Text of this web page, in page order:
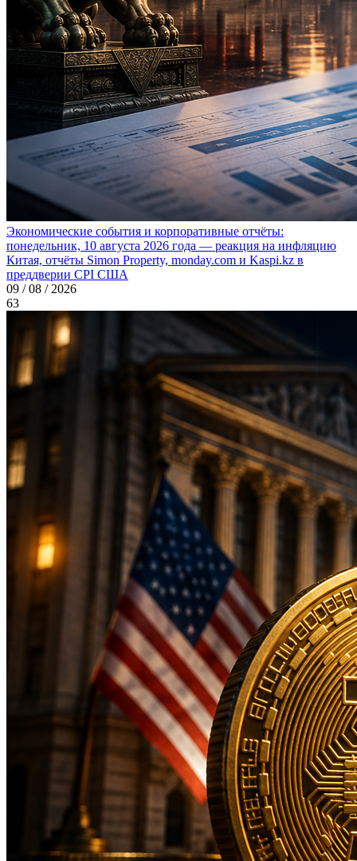
Экономические события и корпоративные отчёты:
понедельник, 10 августа 2026 года — реакция на инфляцию
Китая, отчёты Simon Property, monday.com и Kaspi.kz в
преддверии CPI США
09 / 08 / 2026
63